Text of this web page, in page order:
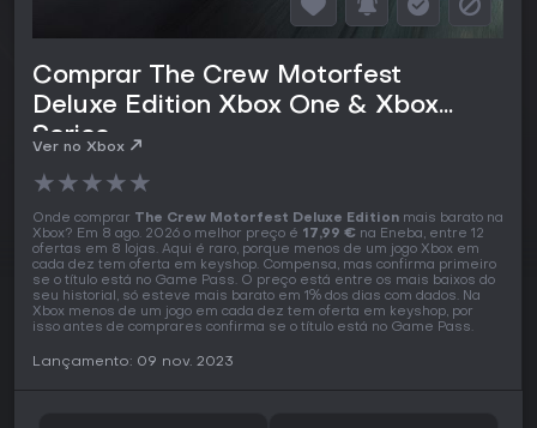
Comprar The Crew Motorfest
Deluxe Edition Xbox One & Xbox
Series
Ver no Xbox
★★★★★
Onde comprar The Crew Motorfest Deluxe Edition mais barato na
Xbox? Em 8 ago. 2026 o melhor preço é 17,99 € na Eneba, entre 12
ofertas em 8 lojas. Aqui é raro, porque menos de um jogo Xbox em
cada dez tem oferta em keyshop. Compensa, mas confirma primeiro
se o título está no Game Pass. O preço está entre os mais baixos do
seu historial, só esteve mais barato em 1% dos dias com dados. Na
Xbox menos de um jogo em cada dez tem oferta em keyshop, por
isso antes de comprares confirma se o título está no Game Pass.
Lançamento: 09 nov. 2023